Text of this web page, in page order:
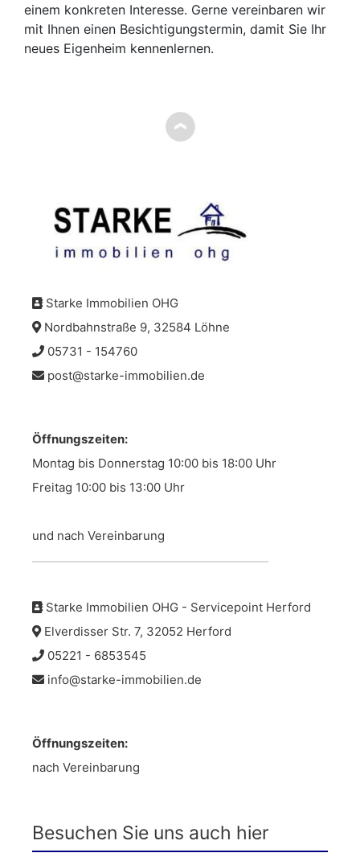
einem konkreten Interesse. Gerne vereinbaren wir
mit Ihnen einen Besichtigungstermin, damit Sie Ihr
neues Eigenheim kennenlernen.
Starke Immobilien OHG
Nordbahnstraße 9, 32584 Löhne
05731 - 154760
post@starke-immobilien.de
Öffnungszeiten:
Montag bis Donnerstag 10:00 bis 18:00 Uhr
Freitag 10:00 bis 13:00 Uhr
und nach Vereinbarung
Starke Immobilien OHG - Servicepoint Herford
Elverdisser Str. 7, 32052 Herford
05221 - 6853545
info@starke-immobilien.de
Öffnungszeiten:
nach Vereinbarung
Besuchen Sie uns auch hier